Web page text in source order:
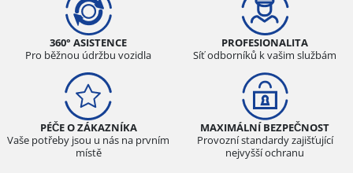
360° ASISTENCE
Pro běžnou údržbu vozidla
PROFESIONALITA
Síť odborníků k vašim službám
PÉČE O ZÁKAZNÍKA
Vaše potřeby jsou u nás na prvním
místě
MAXIMÁLNÍ BEZPEČNOST
Provozní standardy zajišťující
nejvyšší ochranu